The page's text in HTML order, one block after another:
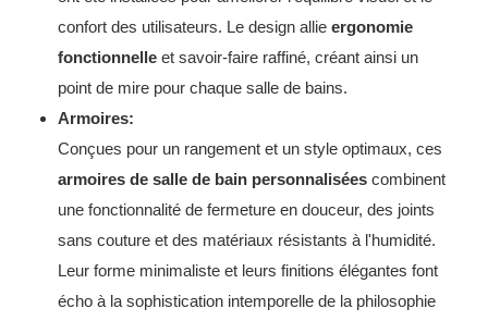
confort des utilisateurs. Le design allie ergonomie
fonctionnelle et savoir-faire raffiné, créant ainsi un
point de mire pour chaque salle de bains.
Armoires:
Conçues pour un rangement et un style optimaux, ces
armoires de salle de bain personnalisées combinent
une fonctionnalité de fermeture en douceur, des joints
sans couture et des matériaux résistants à l'humidité.
Leur forme minimaliste et leurs finitions élégantes font
écho à la sophistication intemporelle de la philosophie